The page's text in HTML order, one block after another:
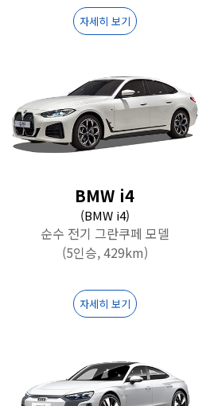
자세히 보기
BMW i4
(BMW i4)
순수 전기 그란쿠페 모델
(5인승, 429km)
자세히 보기